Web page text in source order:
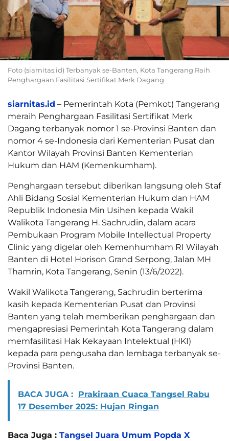
Foto (siarnitas.id) Terbanyak se-Banten, Kota Tangerang Raih
Penghargaan Fasilitasi Sertifikat Merk Dagang
siarnitas.id – Pemerintah Kota (Pemkot) Tangerang
meraih Penghargaan Fasilitasi Sertifikat Merk
Dagang terbanyak nomor 1 se-Provinsi Banten dan
nomor 4 se-Indonesia dari Kementerian Pusat dan
Kantor Wilayah Provinsi Banten Kementerian
Hukum dan HAM (Kemenkumham).
Penghargaan tersebut diberikan langsung oleh Staf
Ahli Bidang Sosial Kementerian Hukum dan HAM
Republik Indonesia Min Usihen kepada Wakil
Walikota Tangerang H. Sachrudin, dalam acara
Pembukaan Program Mobile Intellectual Property
Clinic yang digelar oleh Kemenhumham RI Wilayah
Banten di Hotel Horison Grand Serpong, Jalan MH
Thamrin, Kota Tangerang, Senin (13/6/2022).
Wakil Walikota Tangerang, Sachrudin berterima
kasih kepada Kementerian Pusat dan Provinsi
Banten yang telah memberikan penghargaan dan
mengapresiasi Pemerintah Kota Tangerang dalam
memfasilitasi Hak Kekayaan Intelektual (HKI)
kepada para pengusaha dan lembaga terbanyak se-
Provinsi Banten.
BACA JUGA : Prakiraan Cuaca Tangsel Rabu
17 Desember 2025: Hujan Ringan
Baca Juga : Tangsel Juara Umum Popda X